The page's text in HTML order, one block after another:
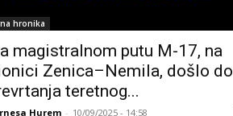
hronika
magistralnom putu M-17, na
Zenica–Nemila, došlo do
teretnog...
Hurem - 10/09/2025 - 14:58